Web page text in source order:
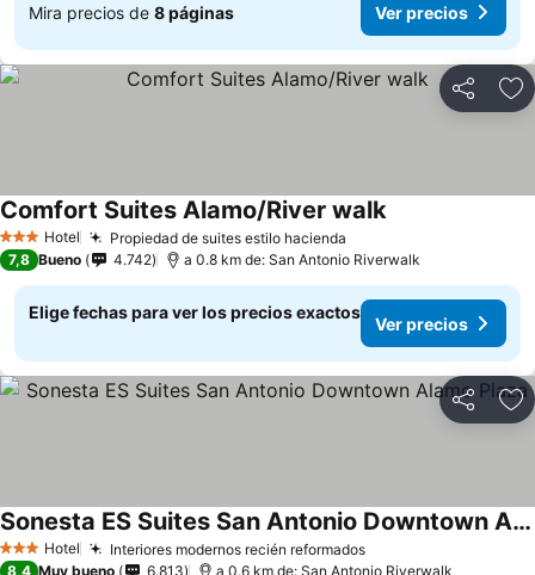
Mira precios de 8 páginas Ver precios
Compartir
3 Estrellas
Hotel Propiedad de suites estilo hacienda
Comfort Suites Alamo/River walk
7,8 Bueno 4.742 a 0.8 km de: San Antonio Riverwalk
Elige fechas para ver los precios exactos
Ver precios
Compartir
3 Estrellas
Hotel Interiores modernos recién reformados
Sonesta ES Suites San Antonio Downtown Alamo Plaza
8,4 Muy bueno 6.813 a 0.6 km de: San Antonio Riverwalk